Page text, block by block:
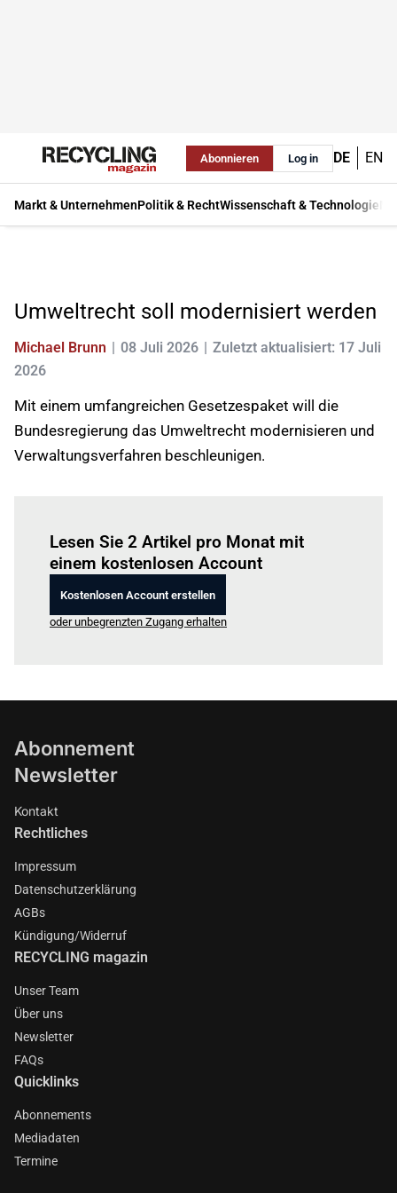
Abonnieren Log in DE EN
Markt & UnternehmenPolitik & RechtWissenschaft & Technologie
Umweltrecht soll modernisiert werden
Michael Brunn 08 Juli 2026
Zuletzt aktualisiert: 17 Juli
2026
Mit einem umfangreichen Gesetzespaket will die
Bundesregierung das Umweltrecht modernisieren und
Verwaltungsverfahren beschleunigen.
Lesen Sie 2 Artikel pro Monat mit
einem kostenlosen Account
Kostenlosen Account erstellen
oder unbegrenzten Zugang erhalten
Abonnement
Newsletter
Kontakt
Rechtliches
Impressum
Datenschutzerklärung
AGBs
Kündigung/Widerruf
RECYCLING magazin
Unser Team
Über uns
Newsletter
FAQs
Quicklinks
Abonnements
Mediadaten
Termine